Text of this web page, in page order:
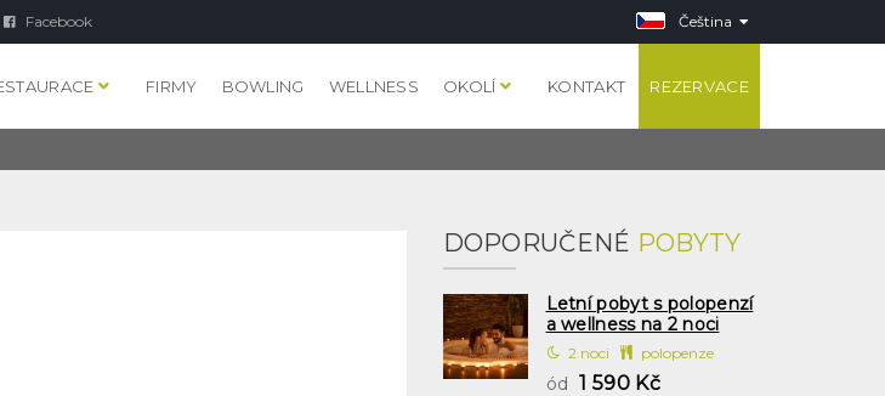
Facebook Čeština
FIRMY BOWLING WELLNESS OKOLÍ KONTAKT REZERVACE
DOPORUČENÉ POBYTY
Letní pobyt s polopenzí
a wellness na 2 noci
2 noci polopenze
ód 1 590 Kč